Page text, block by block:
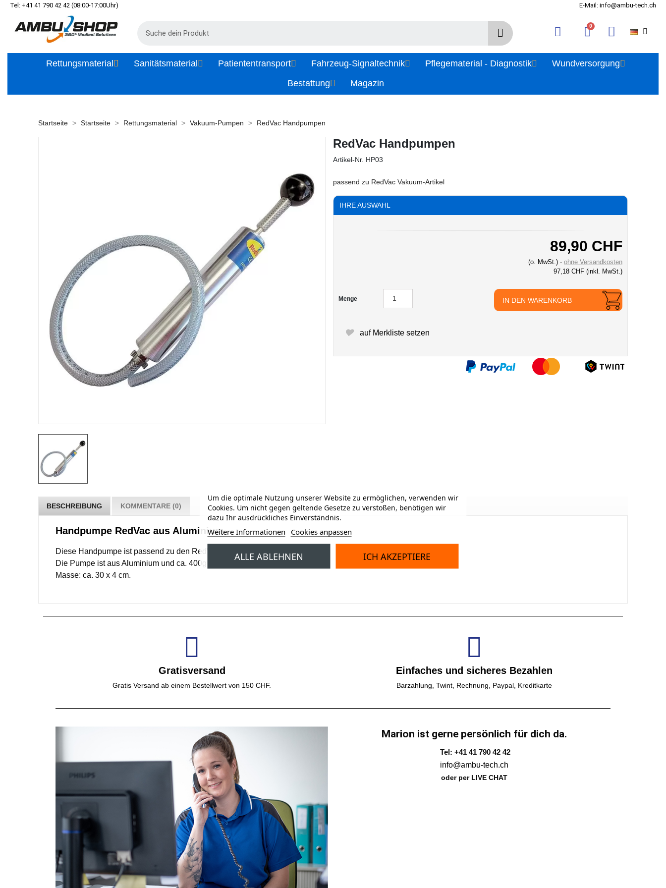
Tel: +41 41 790 42 42 (08:00-17:00Uhr) E-Mail: info@ambu-tech.ch
Rettungsmaterial Sanitätsmaterial Patiententransport Fahrzeug-Signaltechnik Pflegematerial - Diagnostik
Wundversorgung
Bestattung
Magazin
Startseite Startseite Rettungsmaterial Vakuum-Pumpen RedVac Handpumpen
RedVac Handpumpen
Artikel-Nr. HP03
passend zu RedVac Vakuum-Artikel
IHRE AUSWAHL
89,90 CHF
(o. MwSt.)
ohne Versandkosten
97,18 CHF (inkl. MwSt.)
Menge IN DEN WARENKORB
auf Merkliste setzen
BESCHREIBUNG KOMMENTARE (0)
Handpumpe RedVac aus Aluminium
Diese Handpumpe ist passend zu den RedVac Vakuumprodukte.
Die Pumpe ist aus Aluminium und ca. 400g leicht.
Masse: ca. 30 x 4 cm.
Gratisversand
Gratis Versand ab einem Bestellwert von 150 CHF.
Einfaches und sicheres Bezahlen
Barzahlung, Twint, Rechnung, Paypal, Kreditkarte
Marion ist gerne persönlich für dich da.
Tel: +41 41 790 42 42
info@ambu-tech.ch
oder per LIVE CHAT
Um die optimale Nutzung unserer Website zu ermöglichen, verwenden wir
Cookies. Um nicht gegen geltende Gesetze zu verstoßen, benötigen wir
dazu Ihr ausdrückliches Einverständnis.
Weitere Informationen Cookies anpassen
ALLE ABLEHNEN ICH AKZEPTIERE